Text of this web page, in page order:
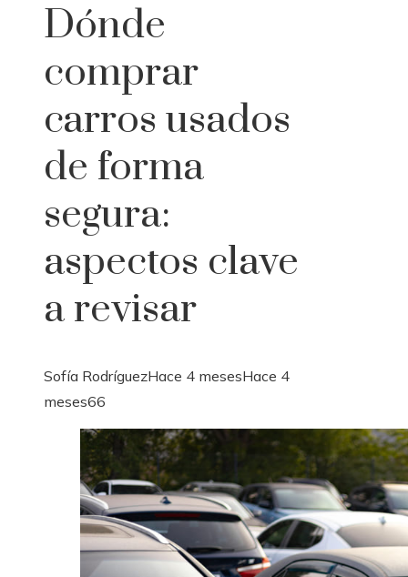
Dónde
comprar
carros usados
de forma
segura:
aspectos clave
a revisar
Sofía RodríguezHace 4 mesesHace 4
meses66